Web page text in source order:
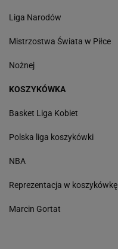
Liga Narodów
Mistrzostwa Świata w Piłce
Nożnej
KOSZYKÓWKA
Basket Liga Kobiet
Polska liga koszykówki
NBA
Reprezentacja w koszykówkę
Marcin Gortat